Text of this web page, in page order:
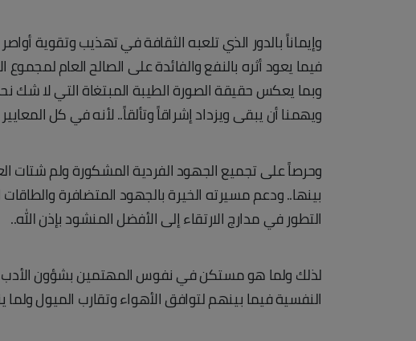
وإيماناً بالدور الذي تلعبه الثقافة في تهذيب وتقوية
فيما يعود أثره بالنفع والفائدة على الصالح العام
وبما يعكس حقيقة الصورة الطيبة المبتغاة التي لا شك نحن
ويهمنا أن يبقى ويزداد إشراقاً وتألقاً.. لأنه في كل
وحرصاً على تجميع الجهود الفردية المشكورة ولم شتات
بينها.. ودعم مسيرته الخيرة بالجهود المتضافرة
التطور في مدارج الارتقاء إلى الأفضل المنشود بإذن الله..
لذلك ولما هو مستكن في نفوس المهتمين بشؤون الأدب
النفسية فيما بينهم لتوافق الأهواء وتقارب الميول